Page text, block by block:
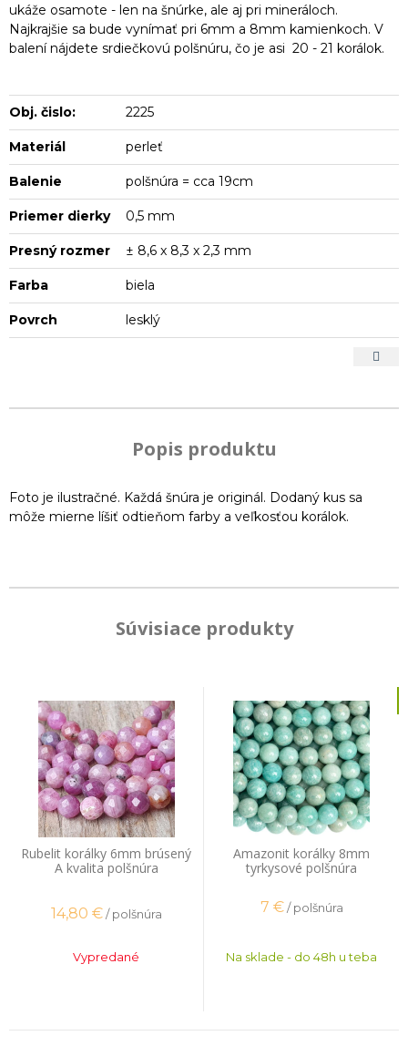
ukáže osamote - len na šnúrke, ale aj pri mineráloch.
Najkrajšie sa bude vynímať pri 6mm a 8mm kamienkoch. V
balení nájdete srdiečkovú polšnúru, čo je asi 20 - 21 korálok.
Obj. čislo: 2225
Materiál perleť
Balenie polšnúra = cca 19cm
Priemer dierky 0,5 mm
Presný rozmer ± 8,6 x 8,3 x 2,3 mm
Farba biela
Povrch lesklý
Popis produktu
Foto je ilustračné. Každá šnúra je originál. Dodaný kus sa
môže mierne líšiť odtieňom farby a veľkosťou korálok.
Súvisiace produkty
Rubelit korálky 6mm brúsený
A kvalita polšnúra
14,80 € / polšnúra
Vypredané
Amazonit korálky 8mm
tyrkysové polšnúra
7 € / polšnúra
Na sklade - do 48h u teba